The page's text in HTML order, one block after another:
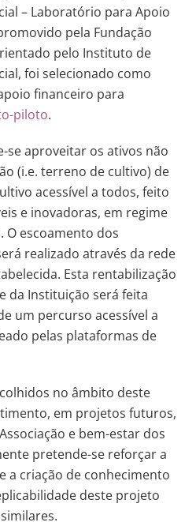
– Laboratório para Apoio
pela Fundação
pelo Instituto de
foi selecionado como
financeiro para
piloto.
se aproveitar os ativos não
(i.e. terreno de cultivo) de
acessível a todos, feito
e inovadoras, em regime
O escoamento dos
realizado através da rede
Esta rentabilização
da Instituição será feita
um percurso acessível a
pelas plataformas de
no âmbito deste
em projetos futuros,
e bem-estar dos
pretende-se reforçar a
a criação de conhecimento
deste projeto